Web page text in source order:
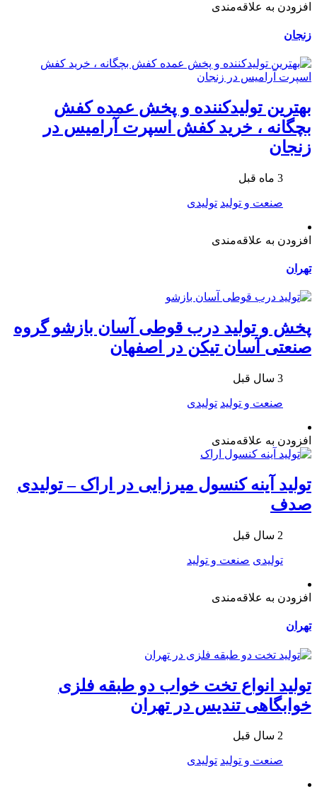
افزودن به علاقه‌مندی
زنجان
بهترین تولیدکننده و پخش عمده کفش
بچگانه ، خرید کفش اسپرت آرامیس در
زنجان
3 ماه قبل
صنعت و تولید تولیدی
افزودن به علاقه‌مندی
تهران
پخش و تولید درب قوطی آسان بازشو گروه
صنعتی آسان تیکن در اصفهان
3 سال قبل
صنعت و تولید تولیدی
افزودن به علاقه‌مندی
تولید آینه کنسول میرزایی در اراک – تولیدی
صدف
2 سال قبل
تولیدی صنعت و تولید
افزودن به علاقه‌مندی
تهران
تولید انواع تخت خواب دو طبقه فلزی
خوابگاهی تندیس در تهران
2 سال قبل
صنعت و تولید تولیدی